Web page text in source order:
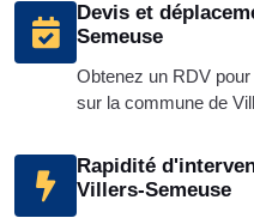
Devis et
Semeuse
Obtenez un RDV
sur la commune de
Rapidité
Villers-Semeuse